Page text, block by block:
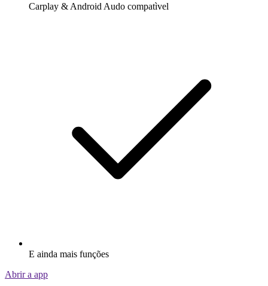
Carplay & Android Audo compatìvel
E ainda mais funções
Abrir a app